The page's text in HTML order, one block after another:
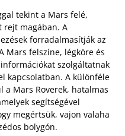
tekint a Mars felé,
rejt magában. A
forradalmasítják az
Mars felszíne, légköre és
szolgáltatnak
kapcsolatban. A különféle
Mars Roverek, hatalmas
segítségével
megértsük, vajon valaha
bolygón.